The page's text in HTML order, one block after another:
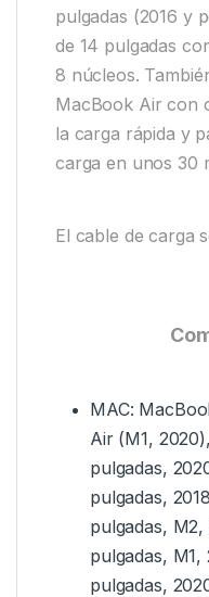
pulgadas (2016 y
de 14 pulgadas
8 núcleos.
MacBook Air con
la carga rápida y
carga en unos 30
El cable de carga
MAC:
Air (M1,
pulgadas,
pulgadas,
pulgadas,
pulgadas,
pulgadas,